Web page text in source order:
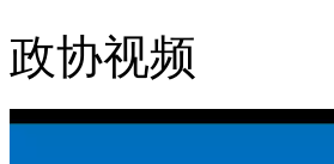
政协视频